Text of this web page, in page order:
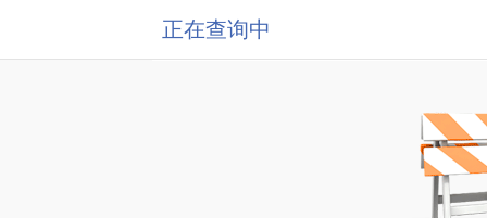
正在查询中